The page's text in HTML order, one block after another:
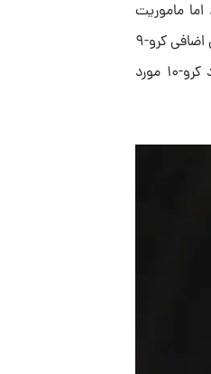
ماموریت
کرو-۹ را در ماه سپتامبر تنها با دو فضانورد به جای چهار فضانورد معمولی پرتاب کرد. صندلی‌های اضافی کرو-۹
توسط ویلمور و ویلیامز هنگام بازگشت به زمین در روزهای آینده، پس از آسودگی از ورود کرو-۱۰ مورد